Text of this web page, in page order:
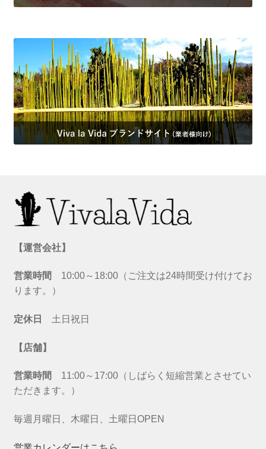
【運営会社】
営業時間 10:00～18:00（ご注文は24時間受け付けてお
ります。）
定休日 土日祝日
【店舗】
営業時間 11:00～17:00（しばらく短縮営業とさせてい
ただきます。）
毎週月曜日、木曜日、土曜日OPEN